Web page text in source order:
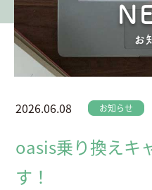
お
2026.06.08 お知らせ
oasis乗り換えキ
す！